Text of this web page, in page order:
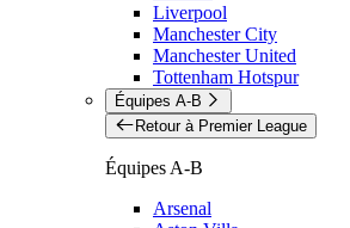
Liverpool
Manchester City
Manchester United
Tottenham Hotspur
Équipes A-B
Retour à Premier League
Équipes A-B
Arsenal